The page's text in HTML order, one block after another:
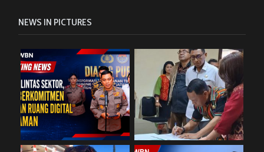
NEWS IN PICTURES